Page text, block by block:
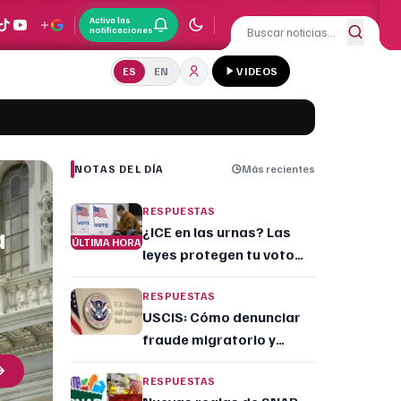
Activa las
notificaciones
ES EN VIDEOS
NOTAS DEL DÍA Más recientes
ÚLTIMA HORA
RESPUESTAS
¿ICE en las urnas? Las
leyes protegen tu voto
presencial
RESPUESTAS
USCIS: Cómo denunciar
fraude migratorio y
amenazas en línea
RESPUESTAS